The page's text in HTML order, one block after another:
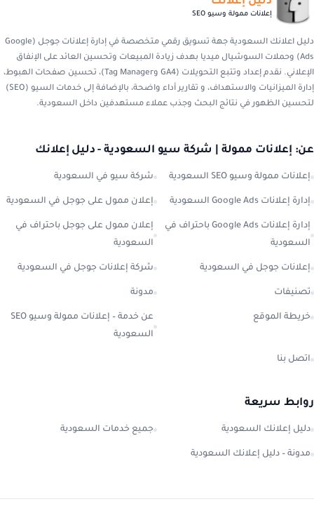
إعلانات ممولة وسيو SEO
دليل اعلانك السعودية جهة تسويق رقمي متخصصة في إدارة إعلانات جوجل (Google
Ads) وحملات السوشيال ميديا بهدف زيادة المبيعات وتحسين العائد على الإنفاق
الإعلاني. نقدم إعداد وتتبع التحويلات (GA4 وTag Manager)، تحسين صفحات الهبوط،
إدارة الميزانيات والاستهداف، و تقارير أداء واضحة، بالإضافة إلى خدمات السيو (SEO)
لتحسين الظهور في نتائج البحث وجذب عملاء مستهدفين داخل السعودية.
عن: إعلانات ممولة | شركة سيو السعودية - دليل إعلانك
إعلانات ممولة وسيو SEO السعودية شركة سيو في السعودية
إدارة إعلانات Google Ads السعودية إعلان ممول على جوجل في السعودية
إدارة إعلانات Google Ads باحتراف في
السعودية
إعلان ممول على جوجل باحتراف في
السعودية
إعلانات جوجل في السعودية شركة إعلانات جوجل في السعودية
تصنيفات مدونة
خريطة الموقع
عن خدمة – إعلانات ممولة وسيو SEO
السعودية
اتصل بنا
روابط سريعة
دليل إعلانك السعودية جميع خدمات السعودية
مدونة – دليل إعلانك السعودية